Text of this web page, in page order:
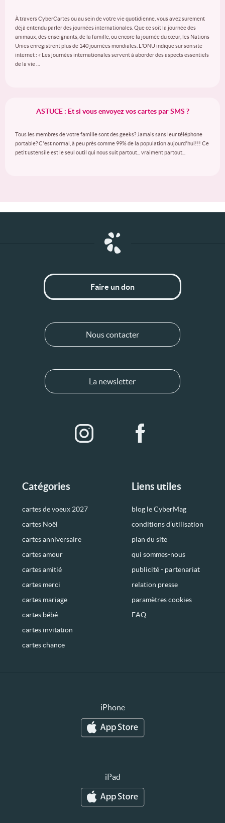
À travers CyberCartes ou au sein de votre vie quotidienne, vous avez surement
déjà entendu parler des journées internationales. Que ce soit la journée des
animaux, des enseignants, de la famille, ou encore la journée du cœur, les Nations
Unies enregistrent plus de 140 journées mondiales. L’ONU indique sur son site
internet : « Les journées internationales servent à aborder des aspects essentiels
de la vie …
ASTUCE : Et si vous envoyez vos cartes par SMS ?
Tous les membres de votre famille sont des geeks? Jamais sans leur téléphone
portable? C'est normal, à peu près comme 99% de la population aujourd'hui!!! Ce
petit ustensile est le seul outil qui nous suit partout... vraiment partout...
Catégories
cartes de voeux 2027
cartes Noël
cartes anniversaire
cartes amour
cartes amitié
cartes merci
cartes mariage
cartes bébé
cartes invitation
cartes chance
Liens utiles
blog le CyberMag
conditions d’utilisation
plan du site
qui sommes-nous
publicité - partenariat
relation presse
paramètres cookies
FAQ
Faire un don
Nous contacter
La newsletter
iPhone
iPad